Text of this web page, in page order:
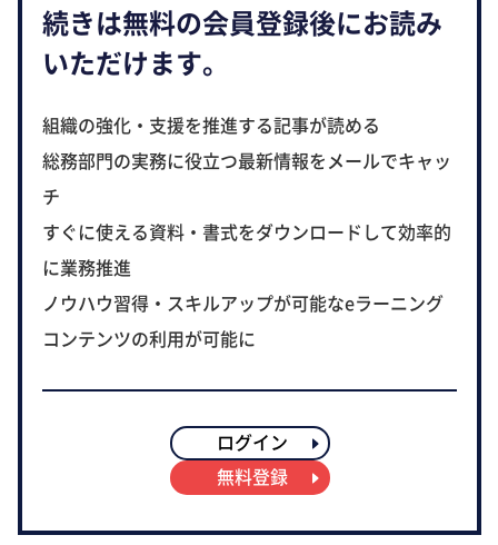
続きは無料の会員登録後にお読み
いただけます。
組織の強化・支援を推進する記事が読める
総務部門の実務に役立つ最新情報をメールでキャッ
チ
すぐに使える資料・書式をダウンロードして効率的
に業務推進
ノウハウ習得・スキルアップが可能なeラーニング
コンテンツの利用が可能に
ログイン
無料登録